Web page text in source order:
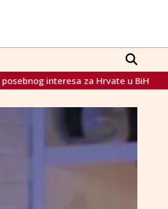
u BiH Vitez domaćin 'Večeri